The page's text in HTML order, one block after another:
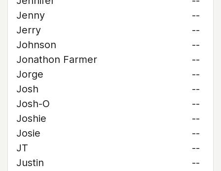
Jenny
--
Jerry
--
Johnson
--
Jonathon Farmer
--
Jorge
--
Josh
--
Josh-O
--
Joshie
--
Josie
--
JT
--
Justin
--